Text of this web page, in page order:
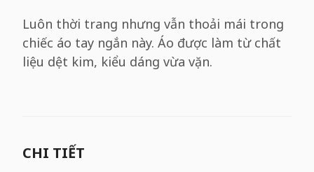
Luôn thời trang nhưng vẫn thoải mái trong
chiếc áo tay ngắn này. Áo được làm từ chất
liệu dệt kim, kiểu dáng vừa vặn.
CHI TIẾT